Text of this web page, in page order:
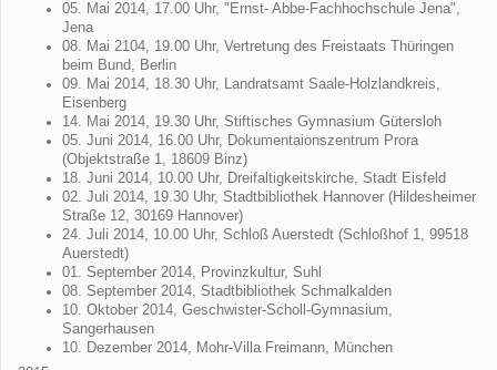
05. Mai 2014, 17.00 Uhr, "Ernst- Abbe-Fachhochschule Jena",
Jena
08. Mai 2104, 19.00 Uhr, Vertretung des Freistaats Thüringen
beim Bund, Berlin
09. Mai 2014, 18.30 Uhr, Landratsamt Saale-Holzlandkreis,
Eisenberg
14. Mai 2014, 19.30 Uhr, Stiftisches Gymnasium Gütersloh
05. Juni 2014, 16.00 Uhr, Dokumentaionszentrum Prora
(Objektstraße 1, 18609 Binz)
18. Juni 2014, 10.00 Uhr, Dreifaltigkeitskirche, Stadt Eisfeld
02. Juli 2014, 19.30 Uhr, Stadtbibliothek Hannover (Hildesheimer
Straße 12, 30169 Hannover)
24. Juli 2014, 10.00 Uhr, Schloß Auerstedt (Schloßhof 1, 99518
Auerstedt)
01. September 2014, Provinzkultur, Suhl
08. September 2014, Stadtbibliothek Schmalkalden
10. Oktober 2014, Geschwister-Scholl-Gymnasium,
Sangerhausen
10. Dezember 2014, Mohr-Villa Freimann, München